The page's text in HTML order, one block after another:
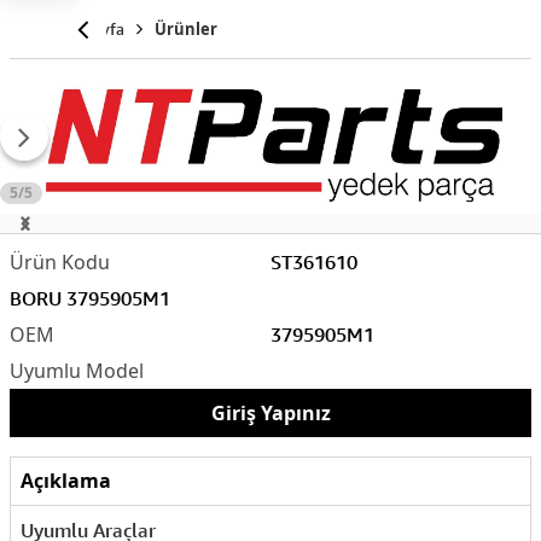
Anasayfa Ürünler
5/5
ST361610
3795905M1
BORU 3795905M1
Giriş Yapınız
Açıklama
Uyumlu Araçlar